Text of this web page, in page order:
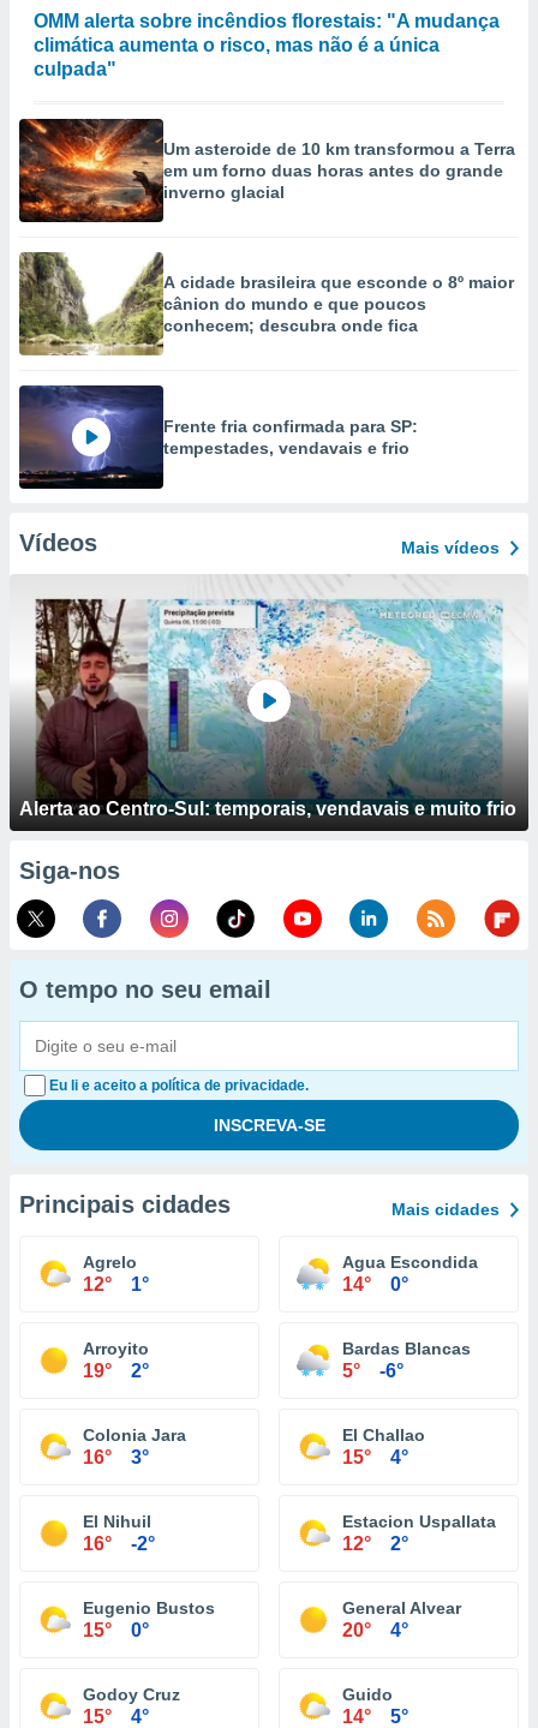
OMM alerta sobre incêndios florestais: "A mudança
climática aumenta o risco, mas não é a única
culpada"
Um asteroide de 10 km transformou a Terra
em um forno duas horas antes do grande
inverno glacial
A cidade brasileira que esconde o 8º maior
cânion do mundo e que poucos
conhecem; descubra onde fica
Frente fria confirmada para SP:
tempestades, vendavais e frio
Vídeos Mais vídeos
Alerta ao Centro-Sul: temporais, vendavais e muito frio
Siga-nos
O tempo no seu email
Eu li e aceito a política de privacidade.
Principais cidades Mais cidades
Agrelo
12° 1°
Agua Escondida
14° 0°
Arroyito
19° 2°
Bardas Blancas
5° -6°
Colonia Jara
16° 3°
El Challao
15° 4°
El Nihuil
16° -2°
Estacion Uspallata
12° 2°
Eugenio Bustos
15° 0°
General Alvear
20° 4°
Godoy Cruz
15° 4°
Guido
14° 5°